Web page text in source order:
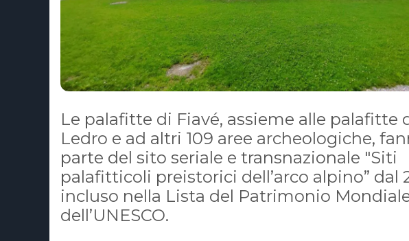
Le palafitte di Fiavé, assieme alle palafitte
Ledro e ad altri 109 aree archeologiche,
parte del sito seriale e transnazionale "Siti
palafitticoli preistorici dell’arco alpino” dal
incluso nella Lista del Patrimonio
dell’UNESCO.